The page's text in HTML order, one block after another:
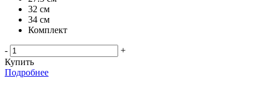
32 см
34 см
Комплект
-
+
Купить
Подробнее